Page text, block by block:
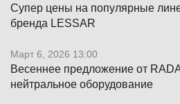
Супер цены на популярные
бренда LESSAR
Март 6, 2026 13:00
Весеннее предложение от
нейтральное оборудование